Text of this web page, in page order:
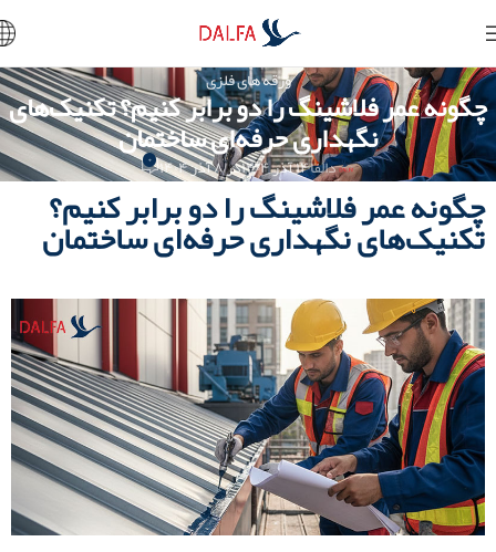
ورقه های فلزی
چگونه عمر فلاشینگ را دو برابر کنیم؟ تکنیک‌های
نگهداری حرفه‌ای ساختمان
دالفا۱۴ آذر ۱۴۰۴ در ۸ آذر ۱۴۰۴ ۰
چگونه عمر فلاشینگ را دو برابر کنیم؟
تکنیک‌های نگهداری حرفه‌ای ساختمان